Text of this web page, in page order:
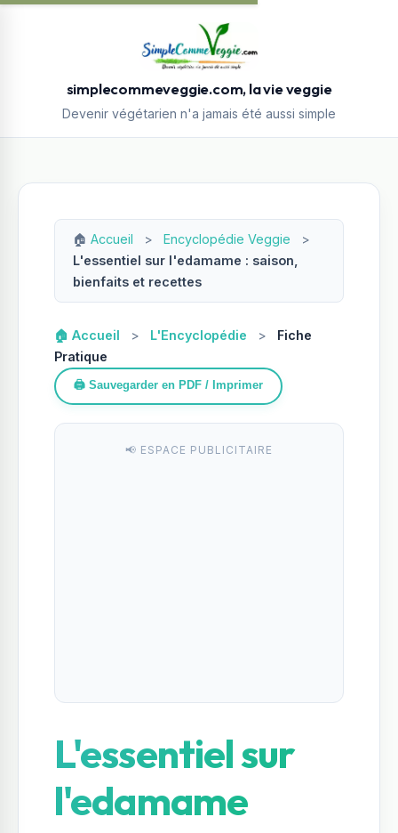
simplecommeveggie.com, la vie veggie
Devenir végétarien n'a jamais été aussi simple
🏠 Accueil > Encyclopédie Veggie
>
L'essentiel sur l'edamame : saison,
bienfaits et recettes
🏠 Accueil > L'Encyclopédie >
Fiche
Pratique
🖨️ Sauvegarder en PDF / Imprimer
📢 ESPACE PUBLICITAIRE
L'essentiel sur
l'edamame